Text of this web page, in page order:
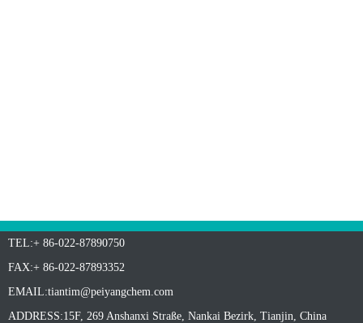
TEL:+ 86-022-87890750
FAX:+ 86-022-87893352
EMAIL:tiantim@peiyangchem.com
ADDRESS:15F, 269 Anshanxi Straße, Nankai Bezirk, Tianjin, China